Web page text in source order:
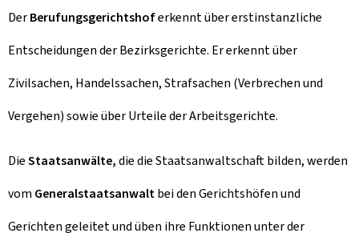
DerBerufungsgerichtshoferkennt über erstinstanzliche
Entscheidungen der Bezirksgerichte. Er erkennt über
Zivilsachen, Handelssachen, Strafsachen (Verbrechen und
Vergehen) sowie über Urteile der Arbeitsgerichte.
DieStaatsanwälte,die die Staatsanwaltschaft bilden, werden
vom Generalstaatsanwaltbei den Gerichtshöfen und
Gerichten geleitet und üben ihre Funktionen unter der